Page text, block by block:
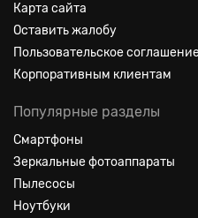
Карта сайта
Оставить жалобу
Пользовательское
Корпоративным клиентам
Популярные разделы
Смартфоны
Зеркальные фотоаппараты
Пылесосы
Ноутбуки